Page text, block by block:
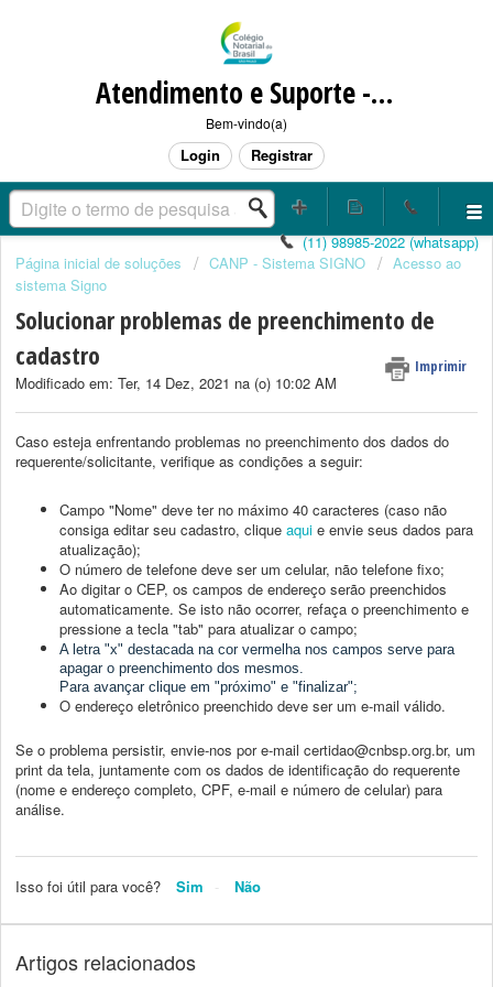
Atendimento e Suporte - CANP / SIGNO / CORRESPONDENTE NOTARIAL
Bem-vindo(a)
Login Registrar
(11) 98985-2022 (whatsapp)
Página inicial de soluções
CANP - Sistema SIGNO
Acesso ao
sistema Signo
Solucionar problemas de preenchimento de
cadastro
Imprimir
Modificado em: Ter, 14 Dez, 2021 na (o) 10:02 AM
Caso esteja enfrentando problemas no preenchimento dos dados do
requerente/solicitante, verifique as condições a seguir:
Campo "Nome" deve ter no máximo 40 caracteres (caso não
consiga editar seu cadastro, clique aqui e envie seus dados para
atualização);
O número de telefone deve ser um celular, não telefone fixo;
Ao digitar o CEP, os campos de endereço serão preenchidos
automaticamente. Se isto não ocorrer, refaça o preenchimento e
pressione a tecla "tab" para atualizar o campo;
A letra "x" destacada na cor vermelha nos campos serve para
apagar o preenchimento dos mesmos.
Para avançar clique em "próximo" e "finalizar";
O endereço eletrônico preenchido deve ser um e-mail válido.
Se o problema persistir, envie-nos por e-mail certidao@cnbsp.org.br, um
print da tela, juntamente com os dados de identificação do requerente
(nome e endereço completo, CPF, e-mail e número de celular) para
análise.
Isso foi útil para você? Sim Não
Artigos relacionados